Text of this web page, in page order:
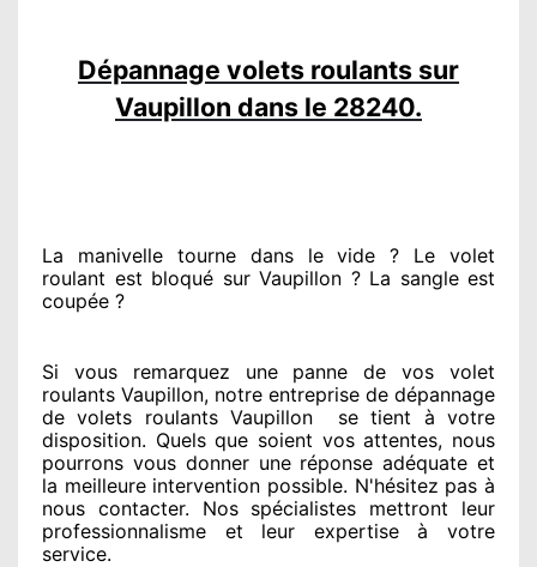
Dépannage volets roulants sur
Vaupillon dans le 28240.
La manivelle tourne dans le vide ? Le volet
roulant est bloqué sur Vaupillon ? La sangle est
coupée ?
Si vous remarquez une panne de vos volet
roulants Vaupillon, notre entreprise de dépannage
de volets roulants Vaupillon
se tient à votre
disposition. Quels que soient vos attentes, nous
pourrons vous donnerune réponse adéquate et
la meilleure intervention possible. N'hésitez pas à
nous contacter. Nos spécialistes mettront leur
professionnalisme et leur expertise à votre
service.